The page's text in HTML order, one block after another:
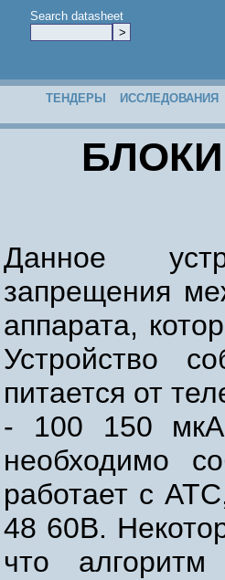
Search datasheet
ТЕНДЕРЫ ИССЛЕДОВАНИЯ
Данное
запрещения
аппарата,
Устройство
питается от
- 100 150
необходимо
работает с
48 60В.
что алгоритм